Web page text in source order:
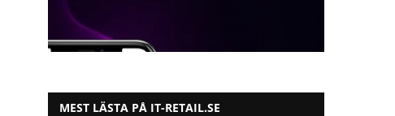
MEST LÄSTA PÅ IT-RETAIL.SE